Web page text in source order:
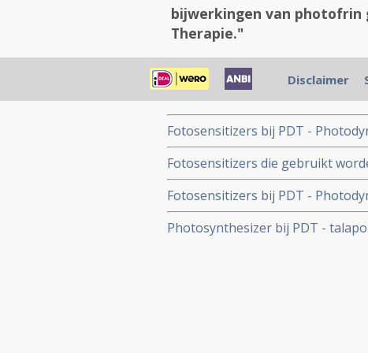
bijwerkingen van photofrin
Therapie."
Gerelateerde artikelen
Fotosensitizers bij PDT -
PDT met radachlorin en over
Photodynamische Therapie.
Fotosensitizers die gebruikt
gezet
Fotosensitizers bij PDT -
fotosensitizer waardevol voor
Photosynthesizer bij PDT -
Disclaimer